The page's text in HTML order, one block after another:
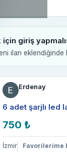
giriş
ilan eklendiğinde
Erdenay
6 adet şarjlı led
750 ₺
İzmir Favorilerime